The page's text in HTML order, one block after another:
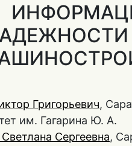
Григорьевич,
им. Гагарина Ю. А.
Сергеевна,